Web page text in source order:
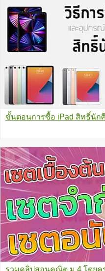
ขั้นตอนการซื้อ iPad สิทธิ์นัก